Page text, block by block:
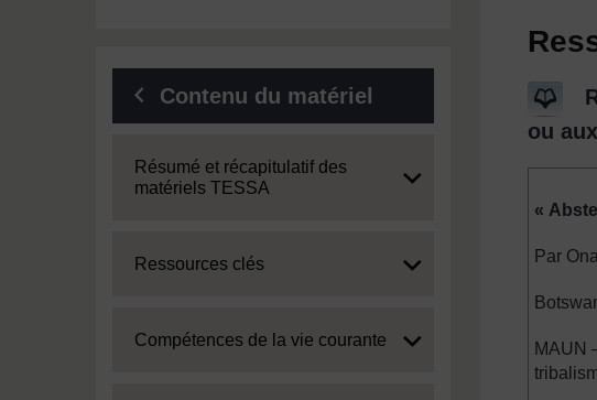
Contenu du matériel
Expand
Résumé et récapitulatif des
matériels TESSA
Expand
Ressources clés
Expand
Compétences de la vie courante
ou
«
Par
MAUN